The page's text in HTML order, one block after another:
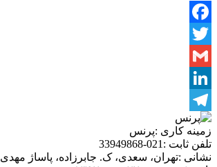
Facebook
Twitter
Gmail
LinkedIn
Telegram
زمینه کاری :پرنس
تلفن ثابت :021-33949868
نشانی :تهران، سعدی، ک. جابرزاده، پاساژ مهدی